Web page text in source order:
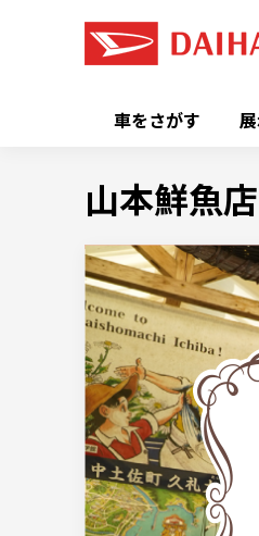
車をさがす
山本鮮魚店